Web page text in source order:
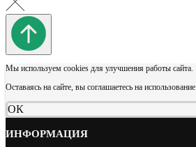
Мы используем cookies для улучшения работы сайта.
Оставаясь на сайте, вы соглашаетесь на использование
ОК
ИНФОРМАЦИЯ